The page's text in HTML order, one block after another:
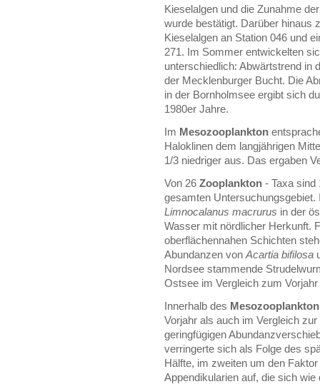
Kieselalgen und die Zunahme
wurde bestätigt. Darüber hinaus
Kieselalgen an Station 046 und
271. Im Sommer entwickelten
unterschiedlich: Abwärtstrend in
der Mecklenburger Bucht. Die
in der Bornholmsee ergibt sich
1980er Jahre.
Im Mesozooplankton
Haloklinen dem langjährigen
1/3 niedriger aus. Das ergaben
Von 26 Zooplankton - Taxa sind
gesamten
Limnocalanus macrurus in der
Wasser mit nördlicher Herkunft.
oberflächennahen Schichten
Abundanzen von Acartia bifilosa
Nordsee stammende
Ostsee im Vergleich zum
Innerhalb des
Vorjahr als auch im Vergleich
geringfügigen
verringerte sich als Folge des
Hälfte, im zweiten um den
Appendikularien auf, die sich